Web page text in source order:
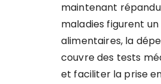
maintenant
maladies figurent
alimentaires, la
couvre des tests
et faciliter la prise